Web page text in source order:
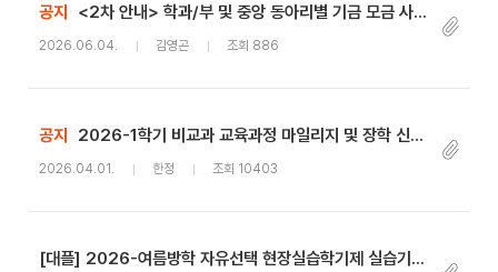
공지 <2차 안내> 학과/부 및 중앙 동아리별 기금 모금 사업 지원 안내
2026.06.04. 김영곤 조회 886
공지 2026-1학기 비교과 교육과정 마일리지 및 장학 신청 안내
2026.04.01. 한정 조회 10403
[대플] 2026-여름방학 자유선택 현장실습학기제 실습기관 및 모집인원 안내